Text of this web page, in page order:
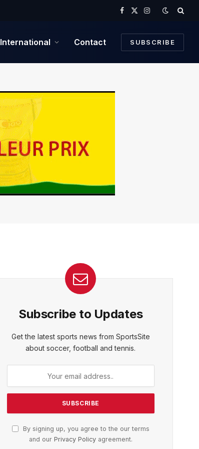
Facebook
X
Instagram
International Contact SUBSCRIBE
Subscribe to Updates
Get the latest sports news from SportsSite
about soccer, football and tennis.
By signing up, you agree to the our terms
and our Privacy Policyagreement.